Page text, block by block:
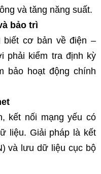
và tăng năng suất.
bảo trì
biết cơ bản về điện –
phải kiểm tra định kỳ
bảo hoạt động chính
kết nối mạng yếu có
liệu. Giải pháp là kết
và lưu dữ liệu cục bộ